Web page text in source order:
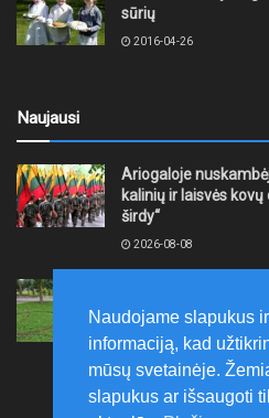
sūrių
2016-04-26
Naujausi
Ariogaloje
kalinių ir laisvės
širdy“
2026-08-08
laikytis Kelių eismo
2026-08-08
Naudojame slapukus
informaciją, kad
mūsų svetainėje.
slapukus ar išsaugoti